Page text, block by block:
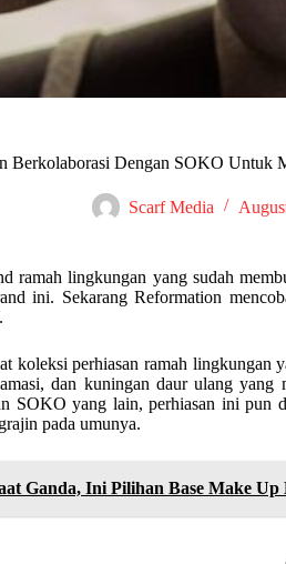
Berkolaborasi Dengan SOKO Untuk
Scarf Media
ramah lingkungan yang sudah
ini. Sekarang Reformation
koleksi perhiasan ramah lingkungan
dan kuningan daur ulang yang
SOKO yang lain, perhiasan ini
pada umunya.
Ganda, Ini Pilihan Base Make